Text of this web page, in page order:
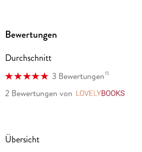
Bewertungen
Durchschnitt
3 Bewertungen15
2 Bewertungen von
Übersicht